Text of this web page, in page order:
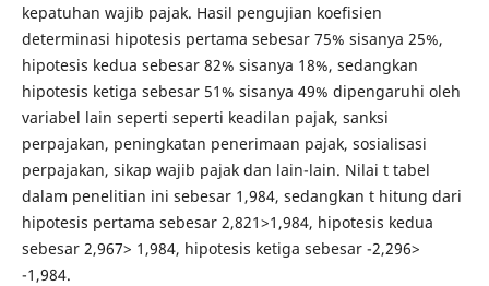
kepatuhan wajib pajak. Hasil pengujian koefisien
determinasi hipotesis pertama sebesar 75% sisanya 25%,
hipotesis kedua sebesar 82% sisanya 18%, sedangkan
hipotesis ketiga sebesar 51% sisanya 49% dipengaruhi oleh
variabel lain seperti seperti keadilan pajak, sanksi
perpajakan, peningkatan penerimaan pajak, sosialisasi
perpajakan, sikap wajib pajak dan lain-lain. Nilai t tabel
dalam penelitian ini sebesar 1,984, sedangkan t hitung dari
hipotesis pertama sebesar 2,821>1,984, hipotesis kedua
sebesar 2,967> 1,984, hipotesis ketiga sebesar -2,296>
-1,984.